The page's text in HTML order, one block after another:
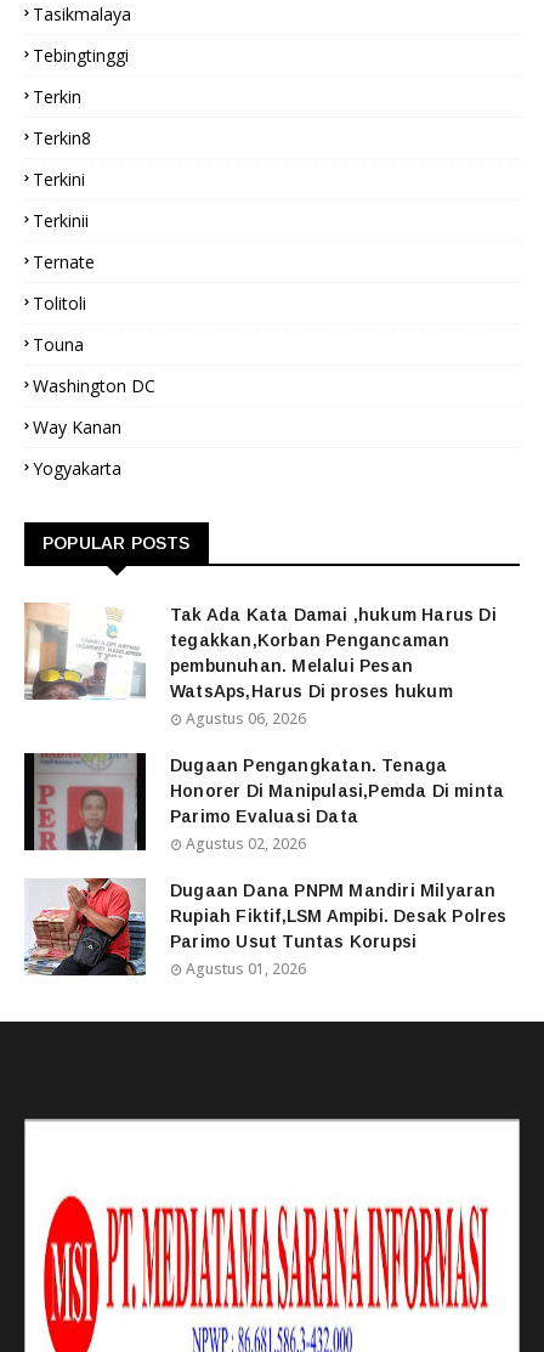
Tasikmalaya
Tebingtinggi
Terkin
Terkin8
Terkini
Terkinii
Ternate
Tolitoli
Touna
Washington DC
Way Kanan
Yogyakarta
POPULAR POSTS
Tak Ada Kata Damai ,hukum Harus Di
tegakkan,Korban Pengancaman
pembunuhan. Melalui Pesan
WatsAps,Harus Di proses hukum
Agustus 06, 2026
Dugaan Pengangkatan. Tenaga
Honorer Di Manipulasi,Pemda Di minta
Parimo Evaluasi Data
Agustus 02, 2026
Dugaan Dana PNPM Mandiri Milyaran
Rupiah Fiktif,LSM Ampibi. Desak Polres
Parimo Usut Tuntas Korupsi
Agustus 01, 2026